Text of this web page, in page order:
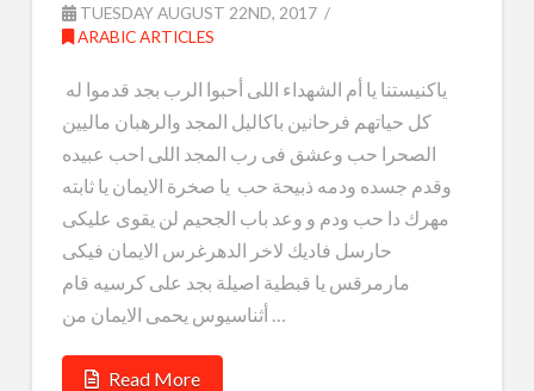
TUESDAY AUGUST 22ND, 2017
ARABIC ARTICLES
كل حياتهم فرحانين باكاليل المجد والرهبان ماليين
الصحرا حب وعشق فى رب المجد اللى احب عبيده
وقدم جسده ودمه ذبيحة حب يا صخرة الايمان يا ثابته
مهرك دا حب ودم و وعد باب الجحيم لن يقوى عليكى
حارسل فاديك لاخر الدهرغرس الايمان فيكى
مارمرقس يا قبطية اصيلة بجد على كرسيه قام
أثناسيوس يحمى الايمان من …
Read More